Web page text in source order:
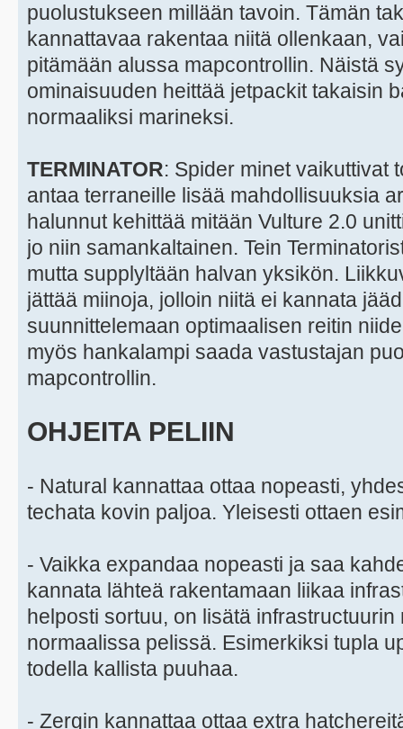
puolustukseen millään tavoin. Tämän
kannattavaa rakentaa niitä ollenkaan,
pitämään alussa mapcontrollin. Näistä
ominaisuuden heittää jetpackit takaisin
normaaliksi marineksi.
TERMINATOR: Spider minet vaikuttivat
antaa terraneille lisää mahdollisuuksia
halunnut kehittää mitään Vulture 2.0
jo niin samankaltainen. Tein
mutta supplyltään halvan yksikön.
jättää miinoja, jolloin niitä ei kannata
suunnittelemaan optimaalisen reitin
myös hankalampi saada vastustajan
mapcontrollin.
OHJEITA PELIIN
- Natural kannattaa ottaa nopeasti,
techata kovin paljoa. Yleisesti ottaen
- Vaikka expandaa nopeasti ja saa
kannata lähteä rakentamaan liikaa
helposti sortuu, on lisätä
normaalissa pelissä. Esimerkiksi tupla
todella kallista puuhaa.
- Zergin kannattaa ottaa extra